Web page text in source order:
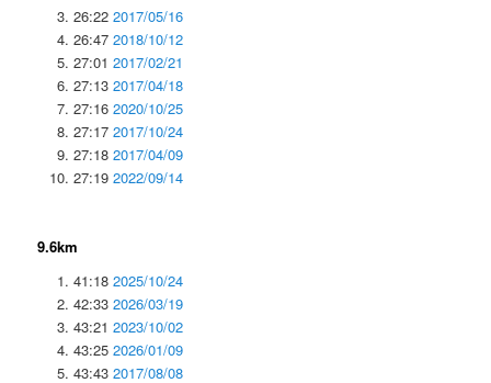
26:22 2017/05/16
26:47 2018/10/12
27:01 2017/02/21
27:13 2017/04/18
27:16 2020/10/25
27:17 2017/10/24
27:18 2017/04/09
27:19 2022/09/14
9.6km
41:18 2025/10/24
42:33 2026/03/19
43:21 2023/10/02
43:25 2026/01/09
43:43 2017/08/08